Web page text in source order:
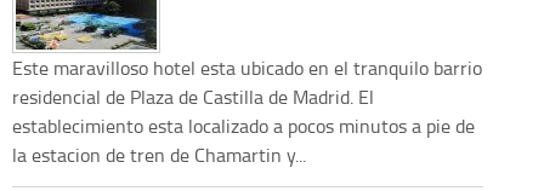
Este maravilloso hotel esta ubicado en el tranquilo barrio
residencial de Plaza de Castilla de Madrid. El
establecimiento esta localizado a pocos minutos a pie de
la estacion de tren de Chamartin y...